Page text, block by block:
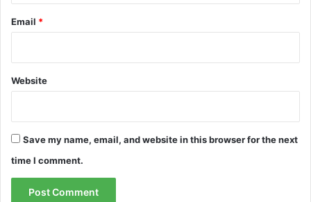
Email *
Website
Save my name, email, and website in this browser for the next
time I comment.